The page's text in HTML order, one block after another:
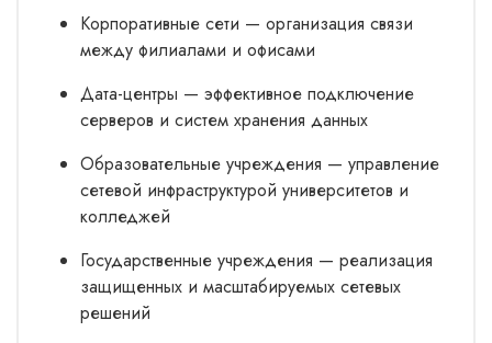
Корпоративные сети — организация связи
между филиалами и офисами
Дата-центры — эффективное подключение
серверов и систем хранения данных
Образовательные учреждения — управление
сетевой инфраструктурой университетов и
колледжей
Государственные учреждения — реализация
защищенных и масштабируемых сетевых
решений